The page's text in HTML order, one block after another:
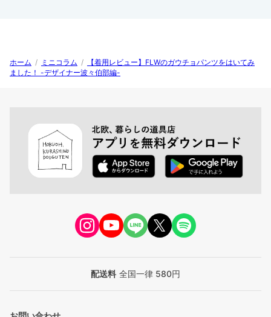
ホーム / ミニコラム /
【着用レビュー】FLWのガウチョパンツをはいてみ
ました！ -デザイナー波々伯部編-
配送料 全国一律 580円